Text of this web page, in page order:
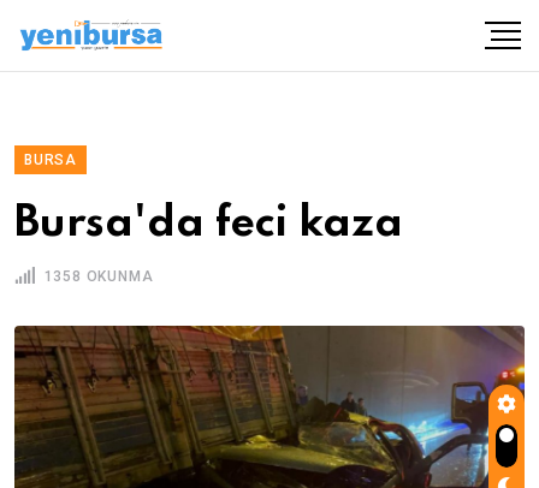
BURSA
Bursa'da feci kaza
1358 OKUNMA